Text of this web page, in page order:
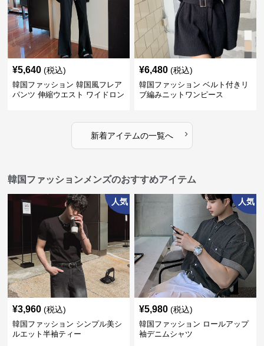
¥5,640 (税込)
韓国ファッション 韓国風フレア
パンツ 伸縮ウエスト ワイドロン
¥6,480 (税込)
韓国ファッション ベルト付きリ
ブ編みニットワンピース
新着アイテムの一覧へ ›
韓国ファッションメンズのおすすめアイテム
人気
¥3,960 (税込)
韓国ファッション シンプル美シ
ルエット半袖ティー
人気
¥5,980 (税込)
韓国ファッション ロールアップ
袖デニムシャツ